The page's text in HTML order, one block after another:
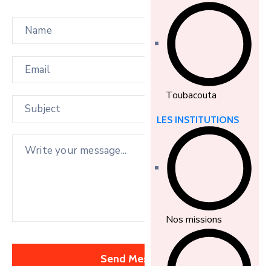
Toubacouta
LES INSTITUTIONS
Nos missions